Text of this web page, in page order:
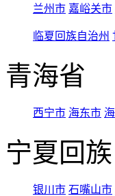
兰州市 嘉峪关市
临夏回族自治州
青海省
西宁市 海东市
宁夏回
银川市 石嘴山市